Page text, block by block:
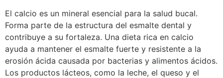
El calcio es un mineral esencial para la salud bucal.
Forma parte de la estructura del esmalte dental y
contribuye a su fortaleza. Una dieta rica en calcio
ayuda a mantener el esmalte fuerte y resistente a la
erosión ácida causada por bacterias y alimentos ácidos.
Los productos lácteos, como la leche, el queso y el